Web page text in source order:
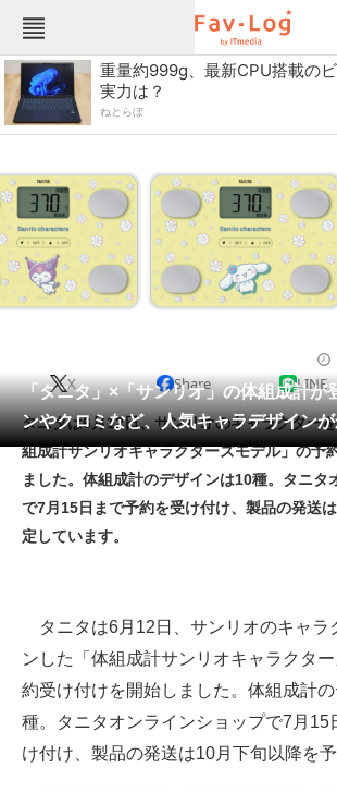
Fav-Logカテゴリー一覧
TOP
インテリア・収納 おもちゃ・ホ
カメラ キッチン家電
キッチン用品 ゲーム
コンテンツ・サービス スイーツ・お菓
スポーツ・レジャー スマホ・携帯
ペット 家電
工具・DIY 本・DVD・CD
生活家電 生活用品
空調・季節家電 美容・コスメ
メディア
重量約999g、最新CPU搭載の
実力は？
ねとらぼ
「タニタ」×「サンリオ」の体組成計
ンやクロミなど、人気キャラデザイン
X Share LINE
タニタは6月12日、サンリオのキャラクター
組成計サンリオキャラクターズモデル」の予
ました。体組成計のデザインは10種。タニタ
で7月15日まで予約を受け付け、製品の発送
定しています。
タニタは6月12日、サンリオのキャラ
ンした「体組成計サンリオキャラクタ
約受け付けを開始しました。体組成計
種。タニタオンラインショップで7月15
け付け、製品の発送は10月下旬以降を予